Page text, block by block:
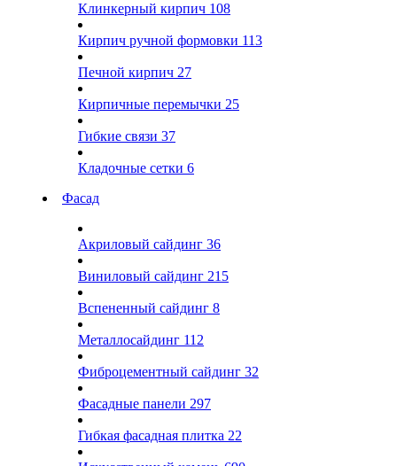
Клинкерный кирпич 108
Кирпич ручной формовки 113
Печной кирпич 27
Кирпичные перемычки 25
Гибкие связи 37
Кладочные сетки 6
Фасад
Акриловый сайдинг 36
Виниловый сайдинг 215
Вспененный сайдинг 8
Металлосайдинг 112
Фиброцементный сайдинг 32
Фасадные панели 297
Гибкая фасадная плитка 22